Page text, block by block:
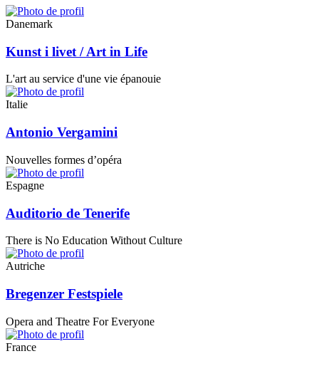
Danemark
Kunst i livet / Art in Life
L'art au service d'une vie épanouie
Italie
Antonio Vergamini
Nouvelles formes d’opéra
Espagne
Auditorio de Tenerife
There is No Education Without Culture
Autriche
Bregenzer Festspiele
Opera and Theatre For Everyone
France